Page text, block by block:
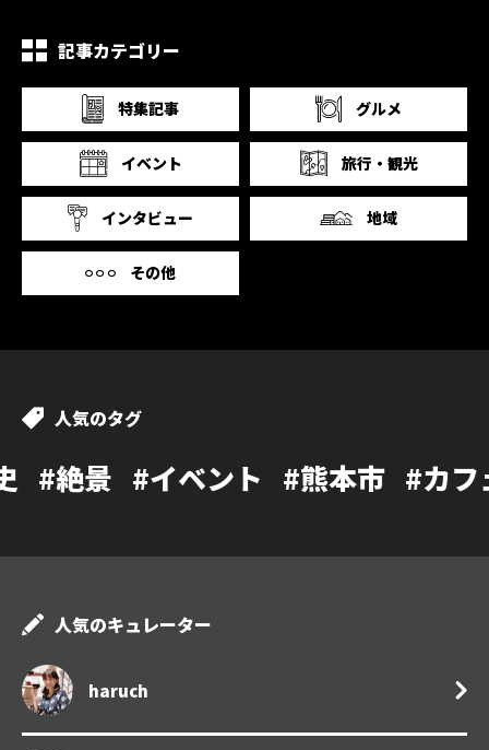
記事カテゴリー
特集記事 グルメ
イベント 旅行・観光
インタビュー 地域
その他
人気のタグ
#イベント #熊本市 #カフェ #温泉
人気のキュレーター
haruch